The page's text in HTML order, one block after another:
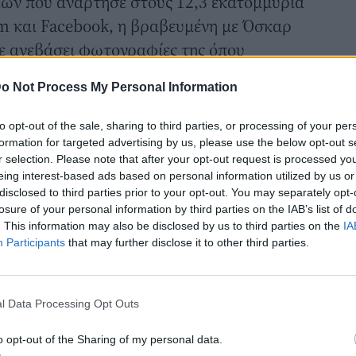
Not Process My Personal Information
opt-out of the sale, sharing to third parties, or processing of your
for targeted advertising by us, please use the below opt-out
selection. Please note that after your opt-out request is processed
interest-based ads based on personal information utilized by us
to third parties prior to your opt-out. You may separately
of your personal information by third parties on the IAB’s list of
This information may also be disclosed by us to third parties on the
Participants that may further disclose it to other third parties.
Data Processing Opt Outs
opt-out of the Sharing of my personal data.
και Facebook, η βραβευμένη με Όσκαρ
ανεβάσει φωτογραφίες της όπου
Left on Friday -φορώντας το μαζί
σε ένα πολυτελές γιοτ, ανοιχτά του
Πάλτροου με μαγιό
η Σάρον Στόουν σχολίασε με τρία
της: ένα δάχτυλο που δείχνει, έναν